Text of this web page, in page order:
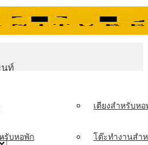
นท์
เตียงสำหรับหอ
รับหอพัก โต๊ะทำงานสำ